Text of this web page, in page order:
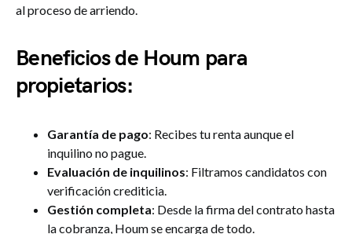
al proceso de arriendo.
Beneficios de Houm para
propietarios:
Garantía de pago: Recibes tu renta aunque el
inquilino no pague.
Evaluación de inquilinos: Filtramos candidatos con
verificación crediticia.
Gestión completa: Desde la firma del contrato hasta
la cobranza, Houm se encarga de todo.